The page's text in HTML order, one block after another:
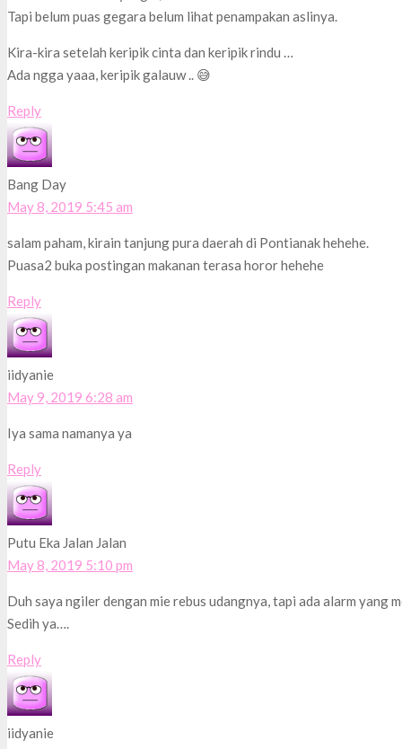
Tapi belum puas gegara belum lihat penampakan aslinya.
Kira-kira setelah keripik cinta dan keripik rindu …
Ada ngga yaaa, keripik galauw .. 😅
Reply
Bang Day
May 8, 2019 5:45 am
salam paham, kirain tanjung pura daerah di Pontianak hehehe.
Puasa2 buka postingan makanan terasa horor hehehe
Reply
iidyanie
May 9, 2019 6:28 am
Iya sama namanya ya
Reply
Putu Eka Jalan Jalan
May 8, 2019 5:10 pm
Duh saya ngiler dengan mie rebus udangnya, tapi ada alarm yang
Sedih ya….
Reply
iidyanie